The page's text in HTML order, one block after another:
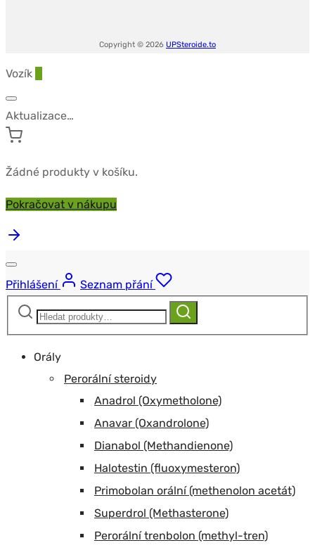
Copyright © 2026 UPSteroide.to
Vozík
Aktualizace…
Žádné produkty v košíku.
Pokračovat v nákupu
Přihlášení
Seznam přání
Hledat:
Hledat
Orály
Perorální steroidy
Anadrol (Oxymetholone)
Anavar (Oxandrolone)
Dianabol (Methandienone)
Halotestin (fluoxymesteron)
Primobolan orální (methenolon acetát)
Superdrol (Methasterone)
Perorální trenbolon (methyl-tren)